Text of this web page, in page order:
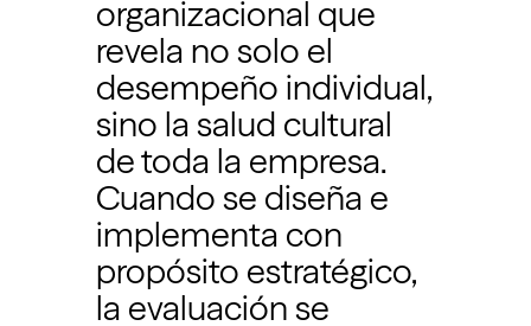
organizacional que
revela no solo el
desempeño individual,
sino la salud cultural
de toda la empresa.
Cuando se diseña e
implementa con
propósito estratégico,
la evaluación se